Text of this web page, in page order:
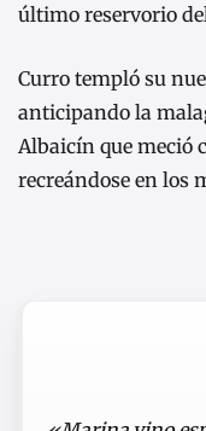
último reservorio
Curro templó su
anticipando la
Albaicín que meció
recreándose en los